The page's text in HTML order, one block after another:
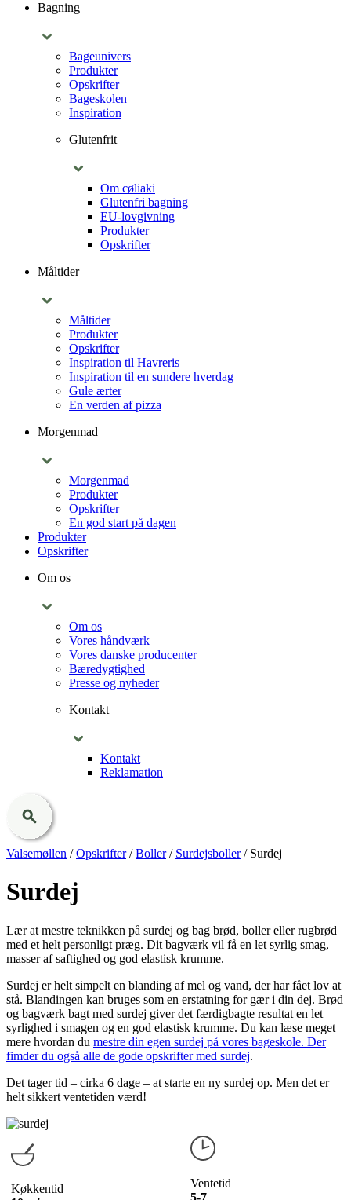
Bagning
Bageunivers
Produkter
Opskrifter
Bageskolen
Inspiration
Glutenfrit
Om cøliaki
Glutenfri bagning
EU-lovgivning
Produkter
Opskrifter
Måltider
Måltider
Produkter
Opskrifter
Inspiration til Havreris
Inspiration til en sundere hverdag
Gule ærter
En verden af pizza
Morgenmad
Morgenmad
Produkter
Opskrifter
En god start på dagen
Produkter
Opskrifter
Om os
Om os
Vores håndværk
Vores danske producenter
Bæredygtighed
Presse og nyheder
Kontakt
Kontakt
Reklamation
Valsemøllen /Opskrifter/Boller/ Surdejsboller/ Surdej
Surdej
Lær at mestre teknikken på surdej og bag brød, boller eller rugbrød
med et helt personligt præg. Dit bagværk vil få en let syrlig smag,
masser af saftighed og god elastisk krumme.
Surdej er helt simpelt en blanding af mel og vand, der har fået lov at
stå. Blandingen kan bruges som en erstatning for gær i din dej. Brød
og bagværk bagt med surdej giver det færdigbagte resultat en let
syrlighed i smagen og en god elastisk krumme. Du kan læse meget
mere hvordan du mestre din egen surdej på vores bageskole. Der
fimder du også alle de gode opskrifter med surdej.
Det tager tid – cirka 6 dage – at starte en ny surdej op. Men det er
helt sikkert ventetiden værd!
Køkkentid
Ventetid
5-7